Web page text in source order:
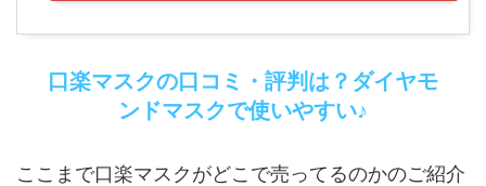
口楽マスクの口コミ・評判は？ダイヤモ
ンドマスクで使いやすい♪
ここまで口楽マスクがどこで売ってるのかのご紹介